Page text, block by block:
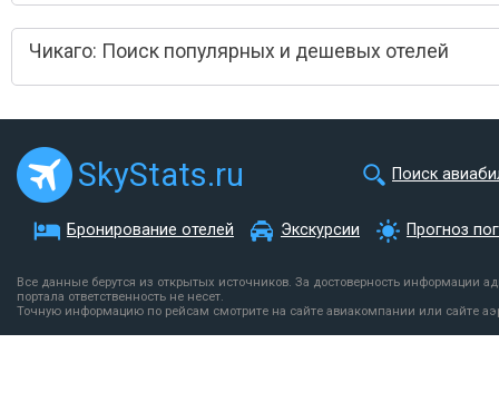
Чикаго: Поиск популярных и дешевых отелей
SkyStats.ru Поиск
Бронирование отелей Экскурсии Прогноз
Все данные берутся из открытых источников. За достоверность информации
портала ответственность не несет.
Точную информацию по рейсам смотрите на сайте авиакомпании или сайте